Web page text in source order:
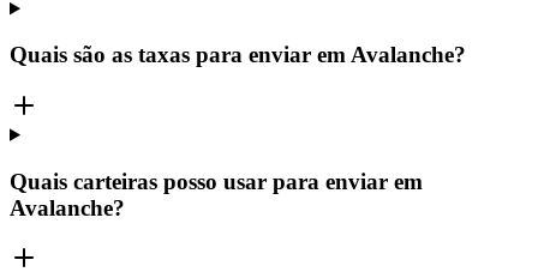
Quais são as taxas para enviar em Avalanche?
Quais carteiras posso usar para enviar em
Avalanche?